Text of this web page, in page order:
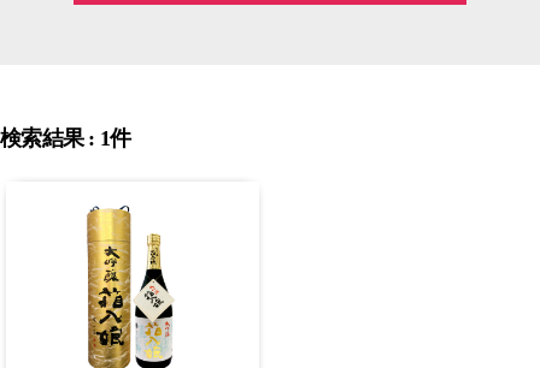
検索結果 : 1件